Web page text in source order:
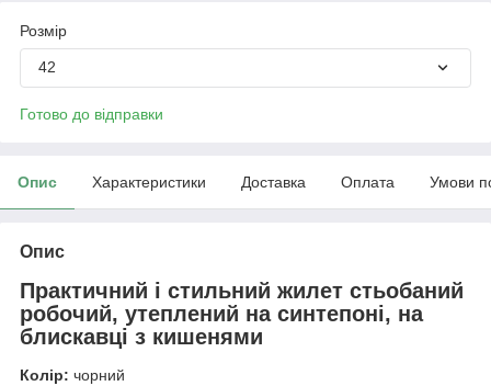
Розмір
42
Готово до відправки
Опис Характеристики Доставка Оплата Умови
Опис
Практичний і стильний жилет стьобаний
робочий, утеплений на синтепоні, на
блискавці з кишенями
Колір: чорний